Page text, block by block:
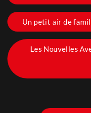
Un petit air de
Les Nouvelles